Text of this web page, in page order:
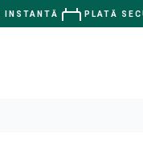
INSTANTĂ PLATĂ